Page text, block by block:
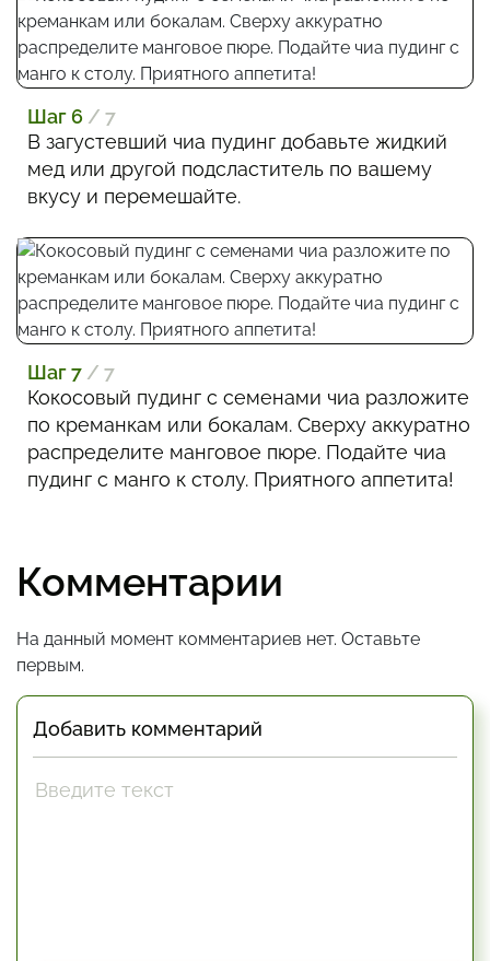
Шаг 6 / 7
В загустевший чиа пудинг добавьте жидкий
мед или другой подсластитель по вашему
вкусу и перемешайте.
Шаг 7 / 7
Кокосовый пудинг с семенами чиа разложите
по креманкам или бокалам. Сверху аккуратно
распределите манговое пюре. Подайте чиа
пудинг с манго к столу. Приятного аппетита!
Комментарии
На данный момент комментариев нет. Оставьте
первым.
Добавить комментарий